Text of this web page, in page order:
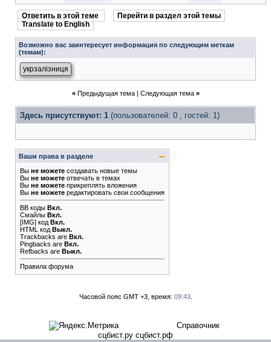
Ответить в этой теме
Перейти в раздел этой темы
Translate to English
Возможно вас заинтересует информация по следующим меткам
(темам):
укрзалізниця
« Предыдущая тема| Следующая тема »
Здесь присутствуют: 1 (пользователей: 0 , гостей: 1)
Ваши права в разделе
Вы не можете создавать новые темы
Вы не можете отвечать в темах
Вы не можете прикреплять вложения
Вы не можете редактировать свои сообщения
BB коды Вкл.
Смайлы Вкл.
[IMG] код Вкл.
HTML код Выкл.
Trackbacks are Вкл.
Pingbacks are Вкл.
Refbacks are Выкл.
Правила форума
Часовой пояс GMT +3, время: 09:43.
Справочник
сцбист.ру сцбист.рф